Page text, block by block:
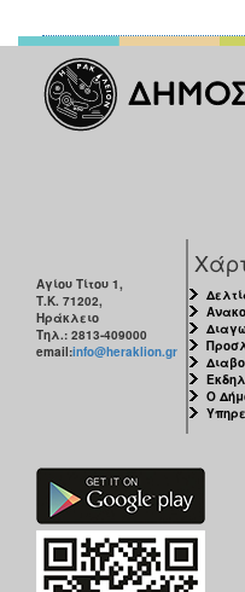
Αγίου Τίτου 1,
Τ.Κ. 71202,
Ηράκλειο
Τηλ.: 2813-409000
email:info@heraklion.gr
Ο